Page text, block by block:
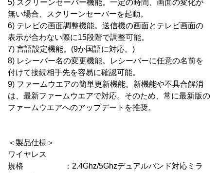
5) スクリーンセーバー機能。一定の時間、画面の変化が
無い場合、スクリーンセーバーを起動。
6) テレビの画面調整機能。送信機の画面とテレビ画面の
表示が合わない際に15段階で調整可能。
7) 言語設定機能。(9か国語に対応。)
8) レシーバー名の変更機能。レシーバーに任意の名前を
付けて接続相手先を容易に確認可能。
9) ファームウエアの簡単更新機能。新機能や不具合解消
は、最新ファームウエアで対応。そのため、常に最新版の
ファームウエアへのアップデートを推奨。
＜製品仕様＞
ワイヤレス
規格 ：2.4Ghz/5Ghzデュアルバンド対応ミラ